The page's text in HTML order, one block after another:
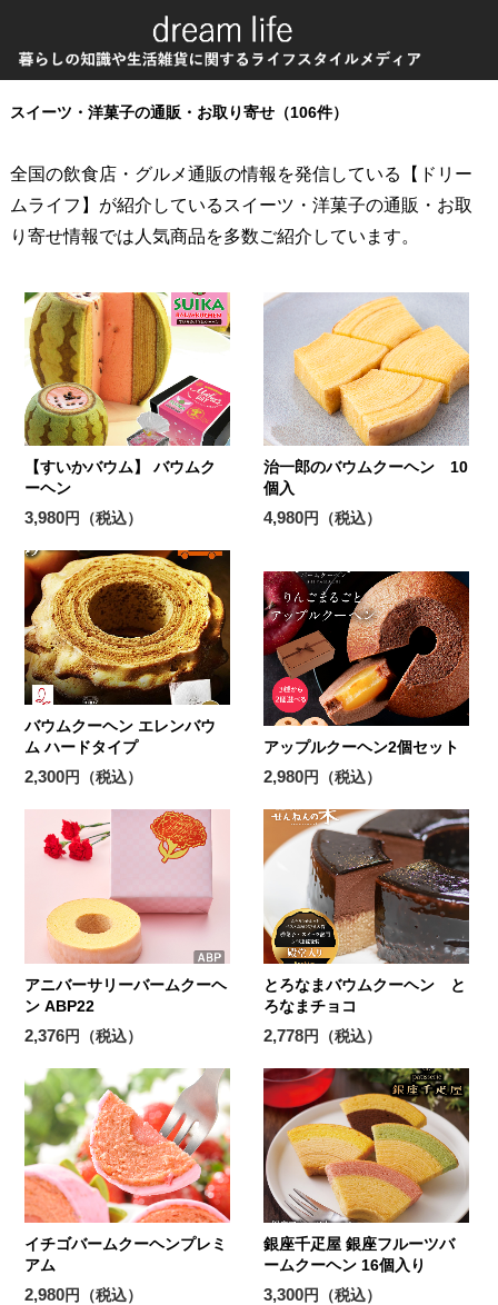
スイーツ・洋菓子の通販・お取り寄せ（106件）
全国の飲食店・グルメ通販の情報を発信している【ドリー
ムライフ】が紹介しているスイーツ・洋菓子の通販・お取
り寄せ情報では人気商品を多数ご紹介しています。
【すいかバウム】 バウムク
ーヘン
3,980円（税込）
治一郎のバウムクーヘン 10
個入
4,980円（税込）
バウムクーヘン エレンバウ
ム ハードタイプ
2,300円（税込）
アップルクーヘン2個セット
2,980円（税込）
アニバーサリーバームクーヘ
ン ABP22
2,376円（税込）
とろなまバウムクーヘン と
ろなまチョコ
2,778円（税込）
イチゴバームクーヘンプレミ
アム
2,980円（税込）
銀座千疋屋 銀座フルーツバ
ームクーヘン 16個入り
3,300円（税込）